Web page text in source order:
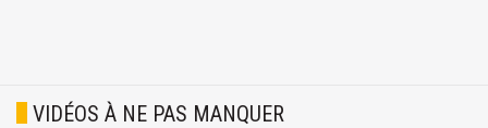
VIDÉOS À NE PAS MANQUER